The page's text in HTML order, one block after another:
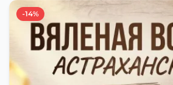
-14%